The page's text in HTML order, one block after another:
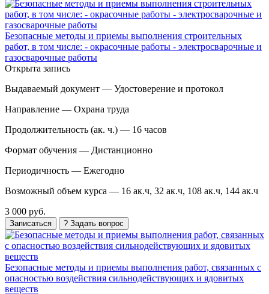
Безопасные методы и приемы выполнения строительных
работ, в том числе: - окрасочные работы - электросварочные и
газосварочные работы
Открыта запись
Выдаваемый документ — Удостоверение и протокол
Направление — Охрана труда
Продолжительность (ак. ч.) — 16 часов
Формат обучения — Дистанционно
Периодичность — Ежегодно
Возможный объем курса — 16 ак.ч, 32 ак.ч, 108 ак.ч, 144 ак.ч
3 000 руб.
Записаться ? Задать вопрос
Безопасные методы и приемы выполнения работ, связанных с
опасностью воздействия сильнодействующих и ядовитых
веществ